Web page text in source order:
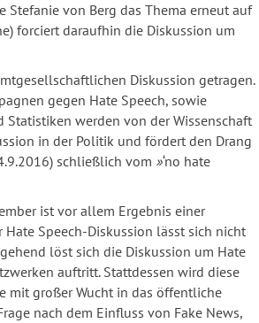
von Berg das Thema erneut auf
forciert daraufhin die Diskussion um
Diskussion getragen.
gegen Hate Speech, sowie
Statistiken werden von der Wissenschaft
in der Politik und fördert den Drang
schließlich vom »‘no hate
ist vor allem Ergebnis einer
Speech-Diskussion lässt sich nicht
löst sich die Diskussion um Hate
auftritt. Stattdessen wird diese
mit großer Wucht in das öffentliche
nach dem Einfluss von Fake News,